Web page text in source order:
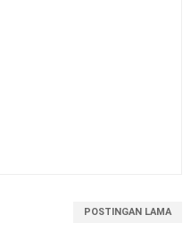
POSTINGAN LAMA